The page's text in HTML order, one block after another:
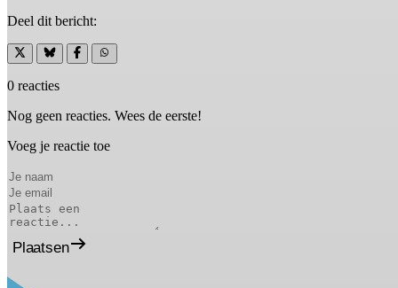
Deel dit bericht:
0 reacties
Nog geen reacties. Wees de eerste!
Voeg je reactie toe
Plaatsen